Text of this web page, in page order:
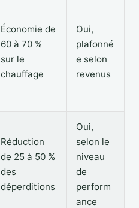
Économie de
60 à 70 %
sur le
chauffage
Oui,
plafonné
e selon
revenus
Réduction
de 25 à 50 %
des
déperditions
Oui,
selon le
niveau
de
perform
ance